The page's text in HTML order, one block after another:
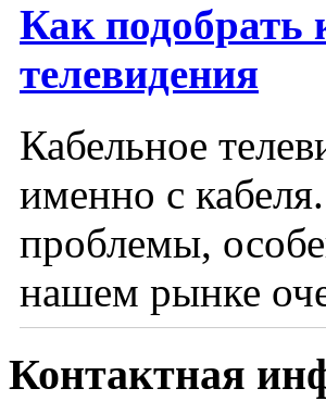
Как подобрать
телевидения
Кабельное
именно с
проблемы,
нашем рынке
Контактная